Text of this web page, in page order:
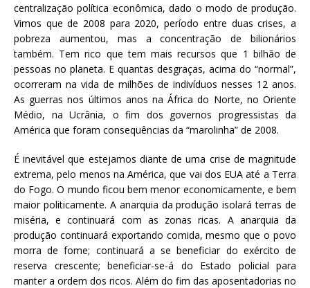
centralização política econômica, dado o modo de produção.
Vimos que de 2008 para 2020, período entre duas crises, a
pobreza aumentou, mas a concentração de bilionários
também. Tem rico que tem mais recursos que 1 bilhão de
pessoas no planeta. E quantas desgraças, acima do “normal”,
ocorreram na vida de milhões de indivíduos nesses 12 anos.
As guerras nos últimos anos na África do Norte, no Oriente
Médio, na Ucrânia, o fim dos governos progressistas da
América que foram consequências da “marolinha” de 2008.
É inevitável que estejamos diante de uma crise de magnitude
extrema, pelo menos na América, que vai dos EUA até a Terra
do Fogo. O mundo ficou bem menor economicamente, e bem
maior politicamente. A anarquia da produção isolará terras de
miséria, e continuará com as zonas ricas. A anarquia da
produção continuará exportando comida, mesmo que o povo
morra de fome; continuará a se beneficiar do exército de
reserva crescente; beneficiar-se-á do Estado policial para
manter a ordem dos ricos. Além do fim das aposentadorias no